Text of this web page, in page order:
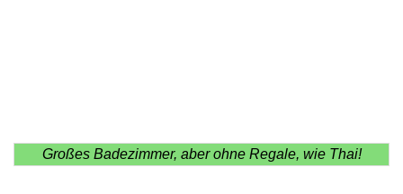
Großes Badezimmer, aber ohne Regale, wie Thai!